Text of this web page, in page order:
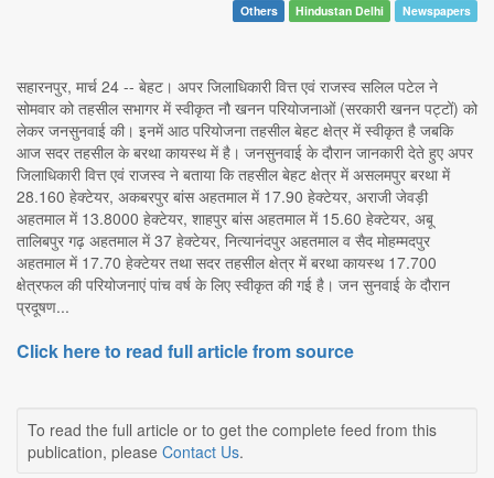
Others Hindustan Delhi Newspapers
सहारनपुर, मार्च 24 -- बेहट। अपर जिलाधिकारी वित्त एवं राजस्व सलिल पटेल ने
सोमवार को तहसील सभागर में स्वीकृत नौ खनन परियोजनाओं (सरकारी खनन पट्टों) को
लेकर जनसुनवाई की। इनमें आठ परियोजना तहसील बेहट क्षेत्र में स्वीकृत है जबकि
आज सदर तहसील के बरथा कायस्थ में है। जनसुनवाई के दौरान जानकारी देते हुए अपर
जिलाधिकारी वित्त एवं राजस्व ने बताया कि तहसील बेहट क्षेत्र में असलमपुर बरथा में
28.160 हेक्टेयर, अकबरपुर बांस अहतमाल में 17.90 हेक्टेयर, अराजी जेवड़ी
अहतमाल में 13.8000 हेक्टेयर, शाहपुर बांस अहतमाल में 15.60 हेक्टेयर, अबू
तालिबपुर गढ़ अहतमाल में 37 हेक्टेयर, नित्यानंदपुर अहतमाल व सैद मोहम्मदपुर
अहतमाल में 17.70 हेक्टेयर तथा सदर तहसील क्षेत्र में बरथा कायस्थ 17.700
क्षेत्रफल की परियोजनाएं पांच वर्ष के लिए स्वीकृत की गई है। जन सुनवाई के दौरान
प्रदूषण...
Click here to read full article from source
To read the full article or to get the complete feed from this
publication, please Contact Us.